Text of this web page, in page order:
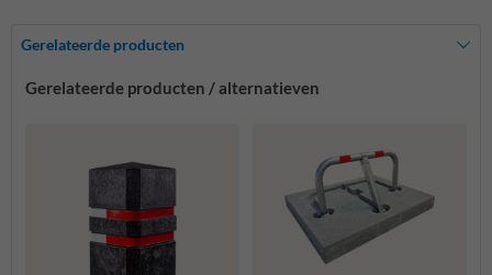
Gerelateerde producten
Gerelateerde producten / alternatieven